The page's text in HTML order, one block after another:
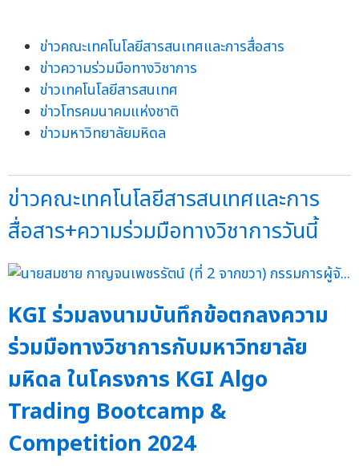
ข่าวคณะเทคโนโลยีสารสนเทศและการสื่อสาร
ข่าวความร่วมมือทางวิชาการ
ข่าวเทคโนโลยีสารสนเทศ
ข่าวโทรคมนาคมแห่งชาติ
ข่าวมหาวิทยาลัยมหิดล
ข่าวคณะเทคโนโลยีสารสนเทศและการ
สื่อสาร+ความร่วมมือทางวิชาการวันนี้
KGI ร่วมลงนามบันทึกข้อตกลงความ
ร่วมมือทางวิชาการกับมหาวิทยาลัย
มหิดล ในโครงการ KGI Algo
Trading Bootcamp &
Competition 2024